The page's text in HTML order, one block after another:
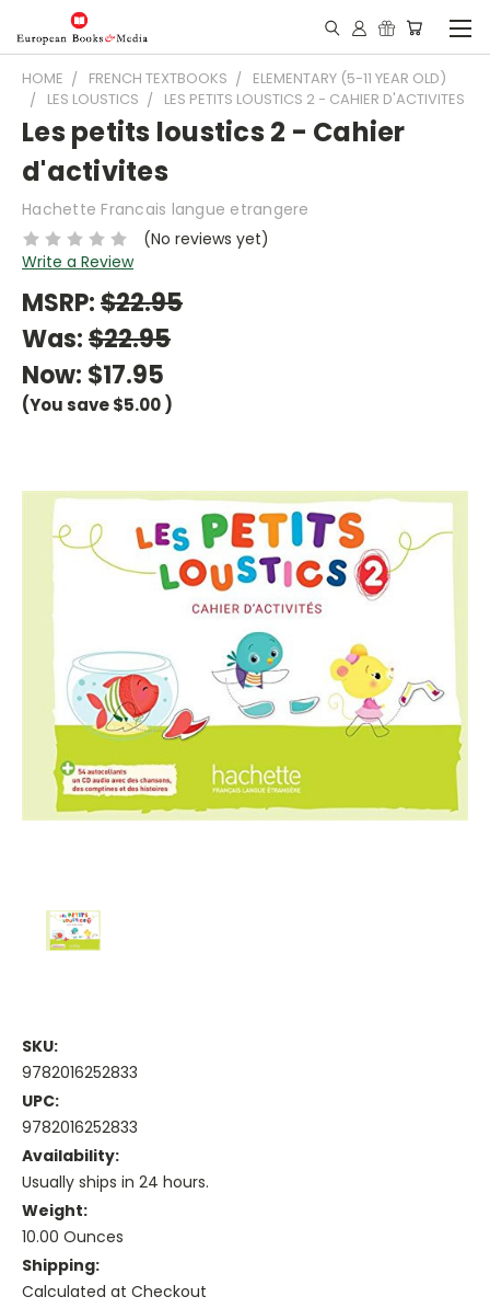
HOME FRENCH TEXTBOOKS
ELEMENTARY (5-11 YEAR OLD)
LES LOUSTICS
LES PETITS LOUSTICS 2 - CAHIER D'ACTIVITES
Les petits loustics 2 - Cahier
d'activites
Hachette Francais langue etrangere
(No reviews yet)
Write a Review
MSRP:$22.95
Was:$22.95
Now: $17.95
(You save$5.00)
SKU:
9782016252833
UPC:
9782016252833
Availability:
Usually ships in 24 hours.
Weight:
10.00 Ounces
Shipping:
Calculated at Checkout